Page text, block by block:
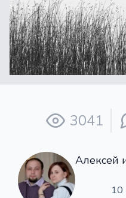
3041
Алексей
10